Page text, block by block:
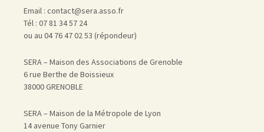
Email : contact@sera.asso.fr
Tél : 07 81 34 57 24
ou au 04 76 47 02 53 (répondeur)
SERA – Maison des Associations de Grenoble
6 rue Berthe de Boissieux
38000 GRENOBLE
SERA – Maison de la Métropole de Lyon
14 avenue Tony Garnier